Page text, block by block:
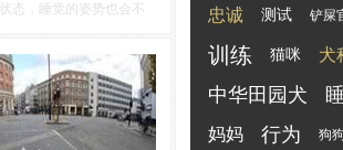
十分地爱干净，因为这一
喜欢巴哥的人对生命充满
态，睡觉的姿势也会不
、前肢伸直，超人睡姿狗
肢伸展的睡姿能让狗狗
这类狗狗和主人的关系
忠诚 测试 铲屎
训练
猫咪 犬
中华田园犬
妈妈 行为 狗